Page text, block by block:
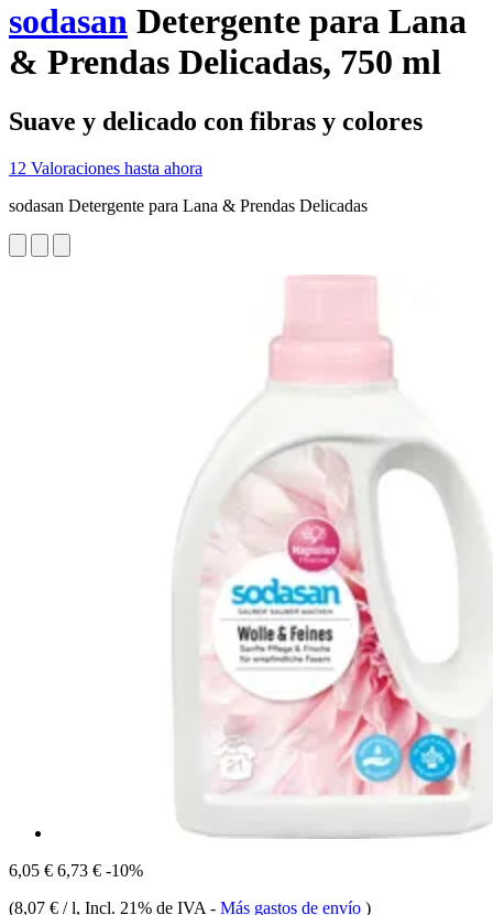
sodasan Detergente para Lana
& Prendas Delicadas, 750 ml
Suave y delicado con fibras y colores
12 Valoraciones hasta ahora
sodasan Detergente para Lana & Prendas Delicadas
6,05 € 6,73 € -10%
(8,07 € / l, Incl. 21% de IVA - Más gastos de envío )